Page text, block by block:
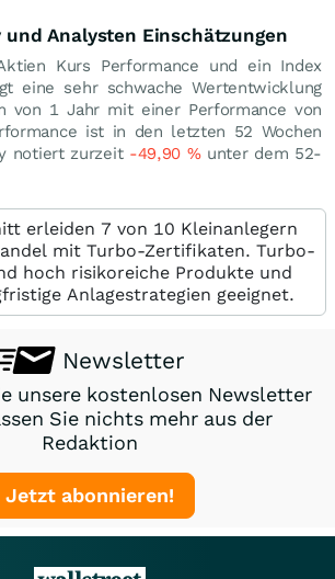
Analysten Einschätzungen
Kurs Performance und ein Index
eine sehr schwache Wertentwicklung
von 1 Jahr mit einer Performance von
ist in den letzten 52 Wochen
notiert zurzeit -49,90 %unter dem 52-
erleiden 7 von 10 Kleinanlegern
mit Turbo-Zertifikaten. Turbo-
hoch risikoreiche Produkte und
Anlagestrategien geeignet.
Newsletter
unsere kostenlosen Newsletter
Sie nichts mehr aus der
Redaktion
Jetzt abonnieren!